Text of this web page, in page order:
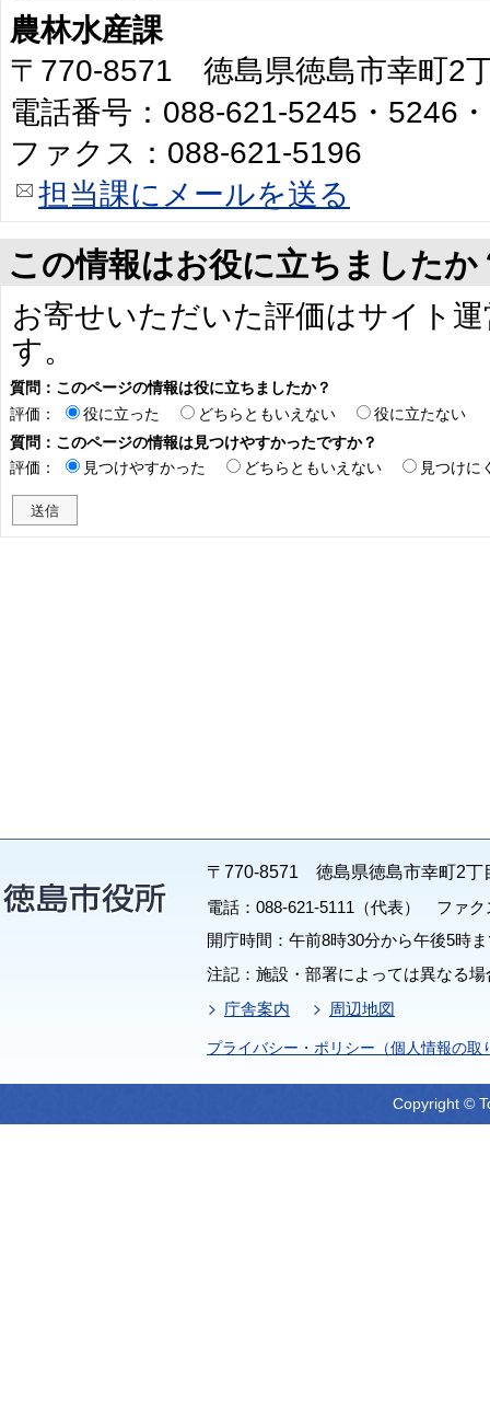
農林水産課
〒770-8571 徳島県徳島市幸町2
電話番号：088-621-5245・5246
ファクス：088-621-5196
担当課にメールを送る
この情報はお役に立ちましたか
お寄せいただいた評価はサイト
す。
質問：このページの情報は役に立ちましたか？
評価：
役に立った どちらともいえない
役に立たない
質問：このページの情報は見つけやすかったですか？
評価：
見つけやすかった どちらともいえない 見つけに
〒770-8571 徳島県徳島市幸町2丁
電話：088-621-5111（代表） ファク
開庁時間：午前8時30分から午後5時
注記：施設・部署によっては異なる
庁舎案内
周辺地図
プライバシー・ポリシー（個人情報の取
Copyright ©